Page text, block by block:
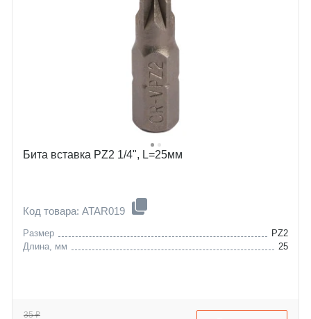
Бита вставка PZ2 1/4", L=25мм
Код товара: ATAR019
Размер
PZ2
Длина, мм
25
35 ₽